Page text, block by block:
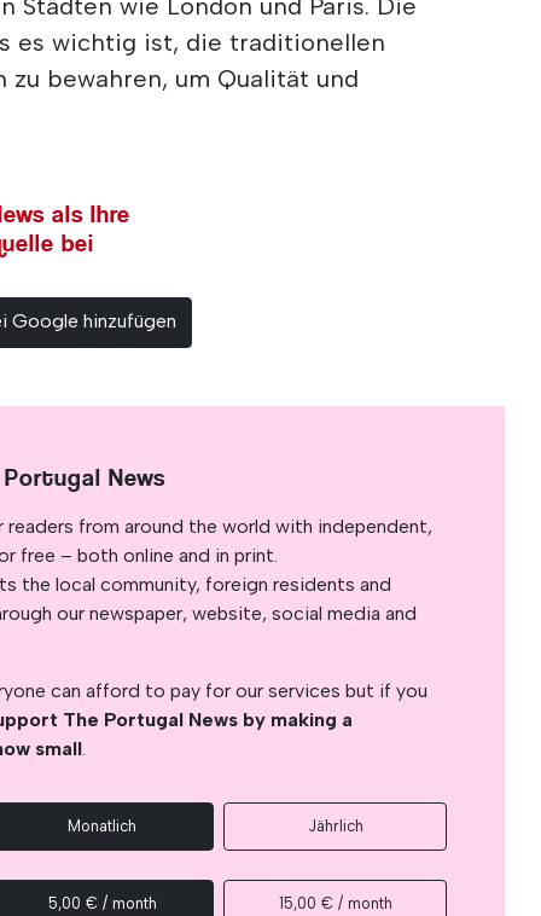
es wichtig ist, die traditionellen
bewahren, um Qualität und
als Ihre
bei
Google hinzufügen
News
from around the world with independent,
free – both online and in print.
the local community, foreign residents and
our newspaper, website, social media and
can afford to pay for our services but if you
The Portugal News by making a
small
Monatlich Jährlich
5,00 € / month 15,00 € / month